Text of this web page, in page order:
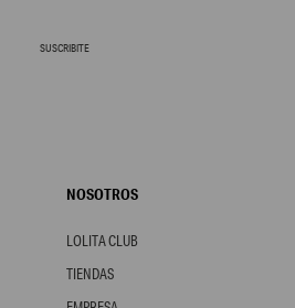
SUSCRIBITE
NOSOTROS
LOLITA CLUB
TIENDAS